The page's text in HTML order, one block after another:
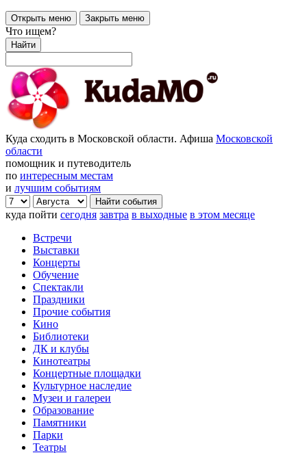
Открыть меню Закрыть меню
Что ищем?
Найти
Куда сходить в Московской области. Афиша Московской
области
помощник и путеводитель
по интересным местам
и лучшим событиям
куда пойти сегодня завтра в выходные в этом месяце
Встречи
Выставки
Концерты
Обучение
Спектакли
Праздники
Прочие события
Кино
Библиотеки
ДК и клубы
Кинотеатры
Концертные площадки
Культурное наследие
Музеи и галереи
Образование
Памятники
Парки
Театры